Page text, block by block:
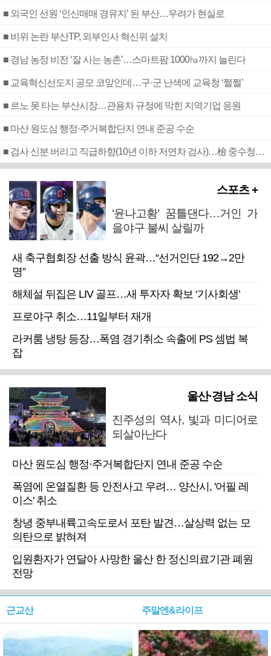
■ 외국인 선원 ‘인신매매 경유지’ 된 부산…우려가 현실로
■ 비위 논란 부산TP, 외부인사 혁신위 설치
■ 경남 농정 비전 ‘잘 사는 농촌’…스마트팜 1000㏊까지 늘린다
■ 교육혁신선도지 공모 코앞인데…구·군 난색에 교육청 ‘쩔쩔’
■ 르노 못 타는 부산시장…관용차 규정에 막힌 지역기업 응원
■ 마산 원도심 행정·주거복합단지 연내 준공 수순
■ 검사 신분 버리고 직급하향(10년 이하 저연차 검사)…檢 중수청행 기피
스포츠 +
‘윤나고황’ 꿈틀댄다…거인 가
을야구 불씨 살릴까
새 축구협회장 선출 방식 윤곽…“선거인단 192→2만
명”
해체설 뒤집은 LIV 골프…새 투자자 확보 ‘기사회생’
프로야구 취소…11일부터 재개
라커룸 냉탕 등장…폭염 경기취소 속출에 PS 셈법 복
잡
울산·경남 소식
진주성의 역사, 빛과 미디어로
되살아난다
마산 원도심 행정·주거복합단지 연내 준공 수순
폭염에 온열질환 등 안전사고 우려… 양산시, '어필 레
이스' 취소
창녕 중부내륙고속도로서 포탄 발견…살상력 없는 모
의탄으로 밝혀져
입원환자가 연달아 사망한 울산 한 정신의료기관 폐원
전망
근교산 주말엔&라이프